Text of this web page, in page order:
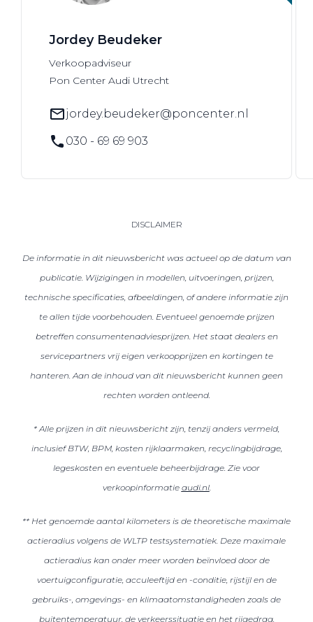
Jordey Beudeker
Verkoopadviseur
Pon Center Audi Utrecht
jordey.beudeker@poncenter.nl
030 - 69 69 903
DISCLAIMER
De informatie in dit nieuwsbericht was actueel op de datum van
publicatie. Wijzigingen in modellen, uitvoeringen, prijzen,
technische specificaties, afbeeldingen, of andere informatie zijn
te allen tijde voorbehouden. Eventueel genoemde prijzen
betreffen consumentenadviesprijzen. Het staat dealers en
servicepartners vrij eigen verkoopprijzen en kortingen te
hanteren. Aan de inhoud van dit nieuwsbericht kunnen geen
rechten worden ontleend.
* Alle prijzen in dit nieuwsbericht zijn, tenzij anders vermeld,
inclusief BTW, BPM, kosten rijklaarmaken, recyclingbijdrage,
legeskosten en eventuele beheerbijdrage. Zie voor
verkoopinformatie audi.nl.
** Het genoemde aantal kilometers is de theoretische maximale
actieradius volgens de WLTP testsystematiek. Deze maximale
actieradius kan onder meer worden beïnvloed door de
voertuigconfiguratie, acculeeftijd en -conditie, rijstijl en de
gebruiks-, omgevings- en klimaatomstandigheden zoals de
buitentemperatuur, de verkeerssituatie en het rijgedrag.